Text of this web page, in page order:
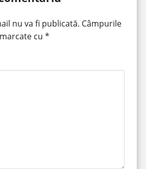
nu va fi publicată. Câmpurile
cu *